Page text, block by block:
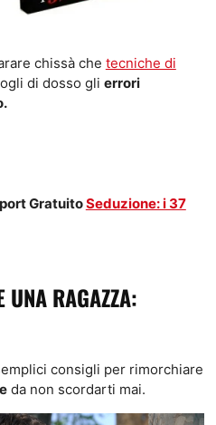
chissà che tecniche di
di dosso gli errori
GratuitoSeduzione: i 37
RAGAZZA:
consigli per rimorchiare
da non scordarti mai.